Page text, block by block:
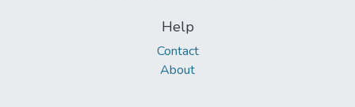
Help
Contact
About